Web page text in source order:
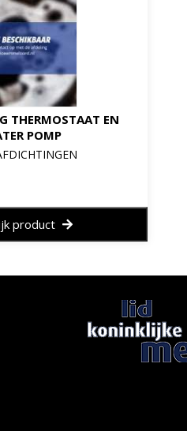
THERMOSTAAT EN
POMP
product